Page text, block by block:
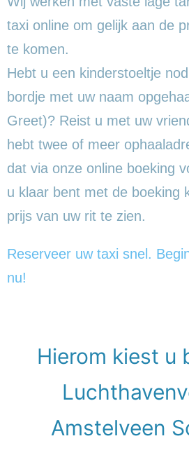
taxi online om gelijk aan de
te komen.
Hebt u een kinderstoeltje
bordje met uw naam
Greet)? Reist u met uw
hebt twee of meer
dat via onze online boeking
u klaar bent met de boeking
prijs van uw rit te zien.
Reserveer uw taxi snel.
nu!
Hierom kiest u
Amstelveen